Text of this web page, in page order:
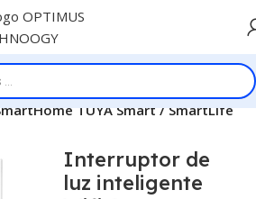
TUYA Smart / SmartLife
Interruptor de
luz inteligente